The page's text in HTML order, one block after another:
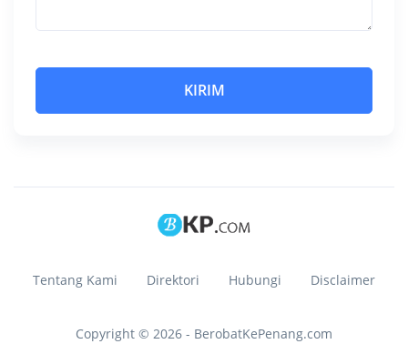
Tentang Kami Direktori Hubungi Disclaimer
Copyright © 2026 - BerobatKePenang.com